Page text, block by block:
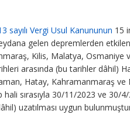
sayılı Vergi Usul Kanununun 15
gelen depremlerden
Kilis, Malatya, Osmaniye
arasında (bu tarihler dâhil)
Hatay, Kahramanmaraş
sırasıyla 30/11/2023 ve 30/
uzatılması uygun